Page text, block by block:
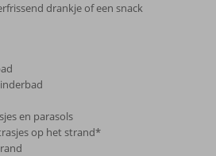
drankje of een snack
en parasols
op het strand*